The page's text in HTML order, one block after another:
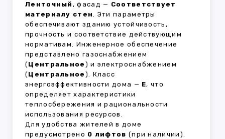
Ленточный , фасад — Соответствует
материалу стен. Эти параметры
обеспечивают зданию устойчивость,
прочность и соответствие действующим
нормативам. Инженерное обеспечение
представлено газоснабжением
(Центральное ) и электроснабжением
(Центральное ). Класс
энергоэффективности дома — E, что
определяет характеристики
теплосбережения и рациональности
использования ресурсов.
Для удобства жителей в доме
предусмотрено 0 лифтов (при наличии).